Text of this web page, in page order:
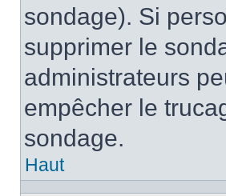
sondage). Si
supprimer le
administrateurs
empêcher le
sondage.
Haut